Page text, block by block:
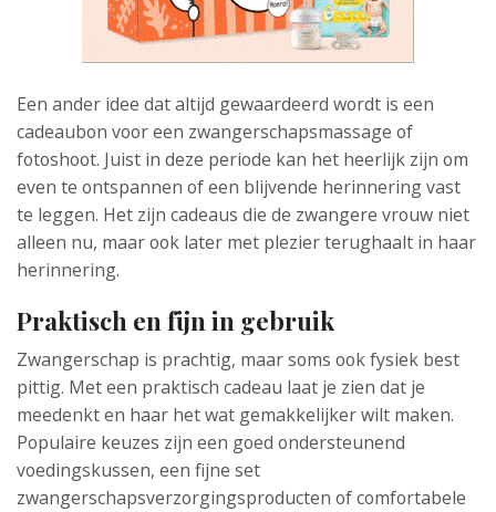
Een ander idee dat altijd gewaardeerd wordt is een
cadeaubon voor een zwangerschapsmassage of
fotoshoot. Juist in deze periode kan het heerlijk zijn om
even te ontspannen of een blijvende herinnering vast
te leggen. Het zijn cadeaus die de zwangere vrouw niet
alleen nu, maar ook later met plezier terughaalt in haar
herinnering.
Praktisch en fijn in gebruik
Zwangerschap is prachtig, maar soms ook fysiek best
pittig. Met een praktisch cadeau laat je zien dat je
meedenkt en haar het wat gemakkelijker wilt maken.
Populaire keuzes zijn een goed ondersteunend
voedingskussen, een fijne set
zwangerschapsverzorgingsproducten of comfortabele